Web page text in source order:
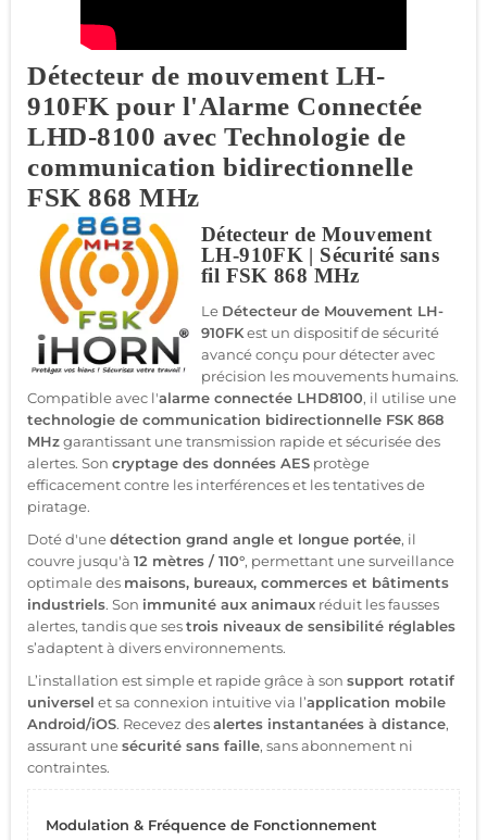
Détecteur de mouvement LH-
910FK pour l'Alarme Connectée
LHD-8100 avec Technologie de
communication bidirectionnelle
FSK 868 MHz
Détecteur de Mouvement
LH-910FK | Sécurité sans
fil FSK 868 MHz
Le Détecteur de Mouvement LH-
910FKest un dispositif de sécurité
avancé conçu pour détecter avec
précision les mouvements humains.
Compatible avec l'alarme connectée LHD8100, il utilise une
technologie de communication bidirectionnelle FSK 868
MHzgarantissant une transmission rapide et sécurisée des
alertes. Son cryptage des données AES protège
efficacement contre les interférences et les tentatives de
piratage.
Doté d'unedétection grand angle et longue portée, il
couvre jusqu'à 12 mètres / 110°, permettant une surveillance
optimale des maisons, bureaux, commerces et bâtiments
industriels. Son immunité aux animaux réduit les fausses
alertes, tandis que sestrois niveaux de sensibilité réglables
s’adaptent à divers environnements.
L’installation est simple et rapide grâce à son support rotatif
universel et sa connexion intuitive via l’application mobile
Android/iOS. Recevez desalertes instantanées à distance,
assurant unesécurité sans faille, sans abonnement ni
contraintes.
Modulation & Fréquence de Fonctionnement